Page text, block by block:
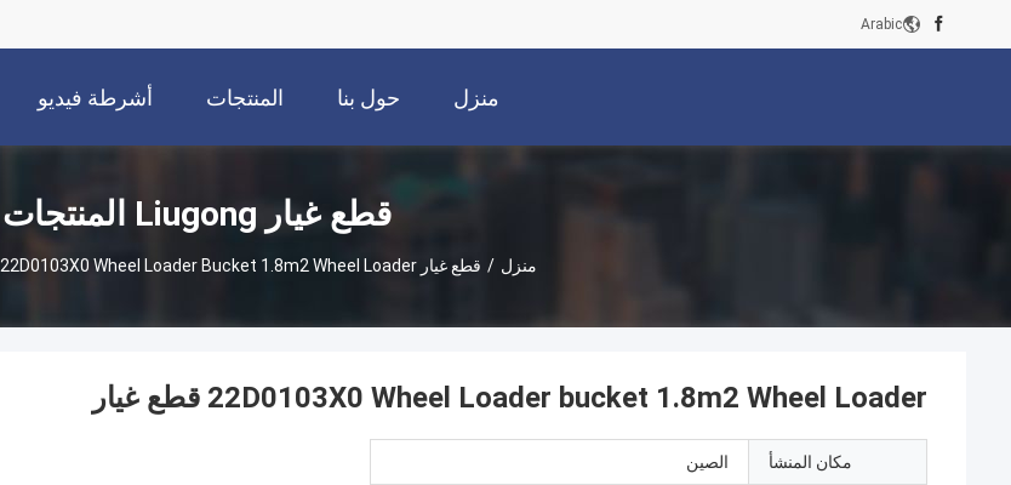
Arabic
منزل حول بنا المنتجات أشرطة فيديو
قطع غيار Liugong المنتجات
منزل / قطع غيار Liugong 22D0103X0 Wheel Loader Bucket 1.8m2 Wheel Loader قطع غيار
22D0103X0 Wheel Loader bucket 1.8m2 Wheel Loader قطع غيار
مكان المنشأ الصين